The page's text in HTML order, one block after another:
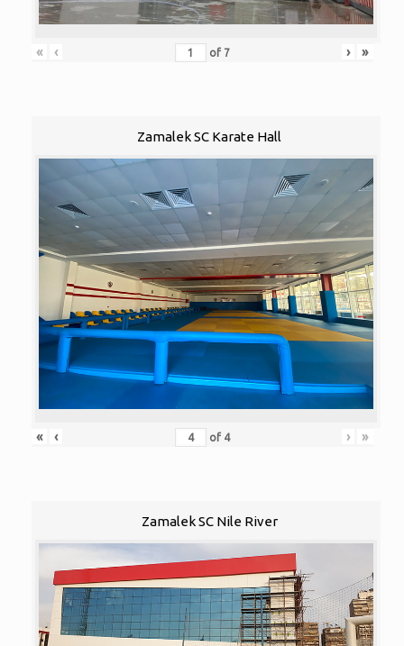
« ‹ of 7 › »
Zamalek SC Karate Hall
« ‹ of 4 › »
Zamalek SC Nile River